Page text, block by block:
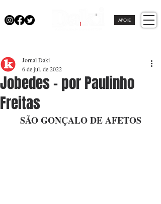
APOIE
Jobedes - por Paulinho
Freitas
Jornal Daki
6 de jul. de 2022
SÃO GONÇALO DE AFETOS